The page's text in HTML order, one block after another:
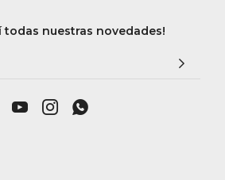
todas nuestras novedades!
  